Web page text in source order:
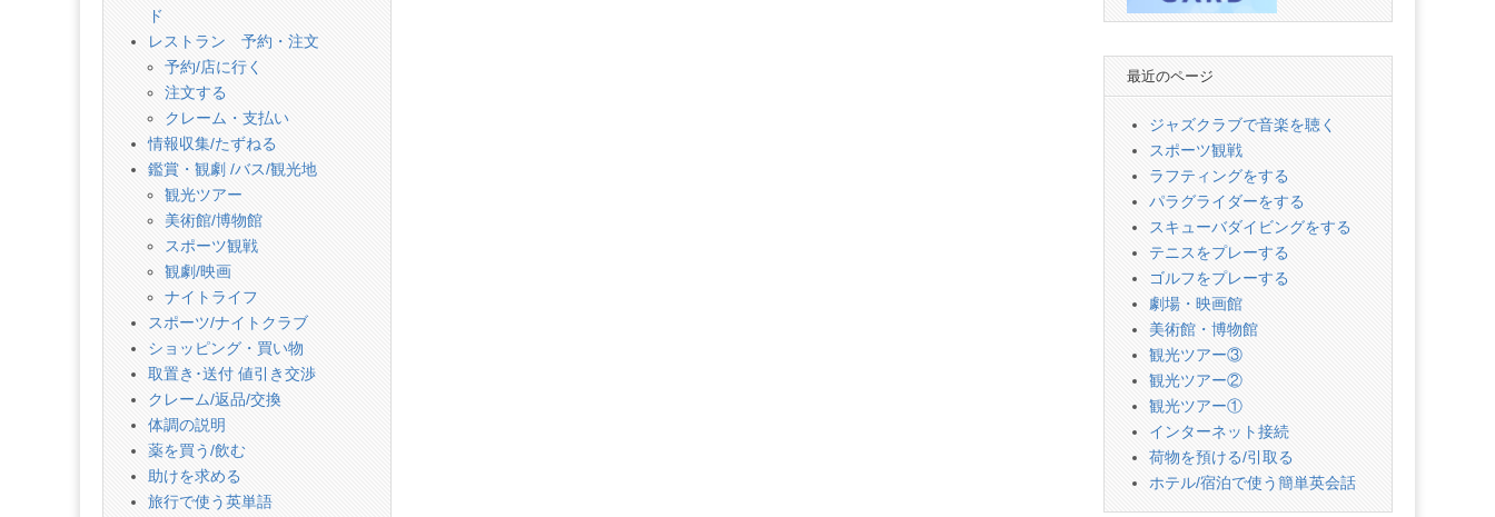
ド
レストラン 予約・注文
予約/店に行く
注文する
クレーム・支払い
情報収集/たずねる
鑑賞・観劇 /バス/観光地
観光ツアー
美術館/博物館
スポーツ観戦
観劇/映画
ナイトライフ
スポーツ/ナイトクラブ
ショッピング・買い物
取置き･送付 値引き交渉
クレーム/返品/交換
体調の説明
薬を買う/飲む
助けを求める
旅行で使う英単語
最近のページ
ジャズクラブで音楽を聴く
スポーツ観戦
ラフティングをする
パラグライダーをする
スキューバダイビングをする
テニスをプレーする
ゴルフをプレーする
劇場・映画館
美術館・博物館
観光ツアー③
観光ツアー②
観光ツアー①
インターネット接続
荷物を預ける/引取る
ホテル/宿泊で使う簡単英会話